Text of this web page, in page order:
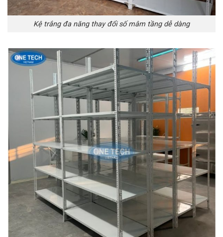
Kệ trắng đa năng thay đổi số mâm tầng dễ dàng